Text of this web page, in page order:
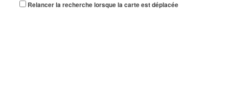
A&N EXPORTS LTD
Relancer la recherche lorsque la carte est déplacée